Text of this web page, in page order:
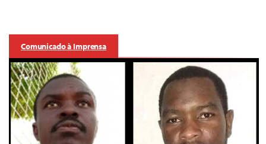
Comunicado à Imprensa